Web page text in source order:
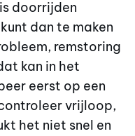
doorrijden
dan te maken
remstoring
kan in het
eerst op een
vrijloop,
het niet snel en